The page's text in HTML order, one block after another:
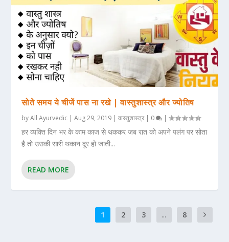
सोते समय ये चीजें पास ना रखे | वास्तुशास्त्र और ज्योतिष
byAll Ayurvedic |Aug 29, 2019 |वास्तुशास्त्र | 0 |
हर व्यक्ति दिन भर के काम काज से थककर जब रात को अपने पलंग पर सोता
है तो उसकी सारी थकान दूर हो जाती...
READ MORE
1 2 3 ... 8